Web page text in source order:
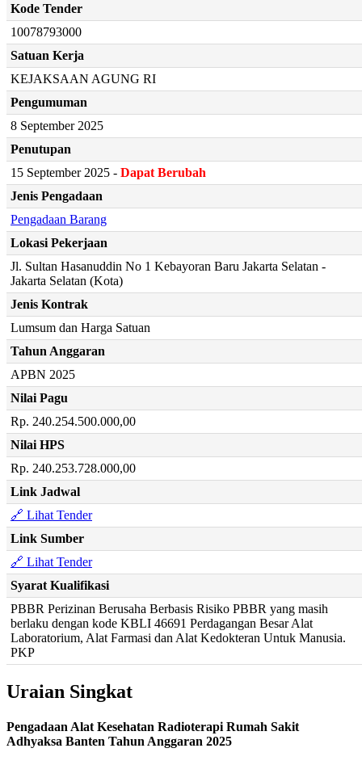
Kode Tender
10078793000
Satuan Kerja
KEJAKSAAN AGUNG RI
Pengumuman
8 September 2025
Penutupan
15 September 2025 - Dapat Berubah
Jenis Pengadaan
Pengadaan Barang
Lokasi Pekerjaan
Jl. Sultan Hasanuddin No 1 Kebayoran Baru Jakarta Selatan -
Jakarta Selatan (Kota)
Jenis Kontrak
Lumsum dan Harga Satuan
Tahun Anggaran
APBN 2025
Nilai Pagu
Rp. 240.254.500.000,00
Nilai HPS
Rp. 240.253.728.000,00
Link Jadwal
🔗 Lihat Tender
Link Sumber
🔗 Lihat Tender
Syarat Kualifikasi
PBBR Perizinan Berusaha Berbasis Risiko PBBR yang masih
berlaku dengan kode KBLI 46691 Perdagangan Besar Alat
Laboratorium, Alat Farmasi dan Alat Kedokteran Untuk Manusia.
PKP
Uraian Singkat
Pengadaan Alat Kesehatan Radioterapi Rumah Sakit
Adhyaksa Banten Tahun Anggaran 2025